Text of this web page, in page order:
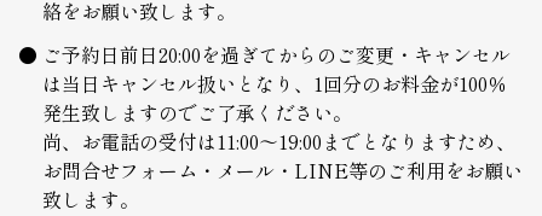
絡をお願い致します。
ご予約日前日20:00を過ぎてからのご変更・キャンセル
は当日キャンセル扱いとなり、1回分のお料金が100％
発生致しますのでご了承ください。
尚、お電話の受付は11:00～19:00までとなりますため、
お問合せフォーム・メール・LINE等のご利用をお願い
致します。